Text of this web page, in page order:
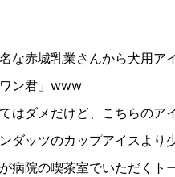
な赤城乳業さんから犬用ア
ン君」www
はダメだけど、こちらのア
ダッツのカップアイスより
病院の喫茶室でいただくト